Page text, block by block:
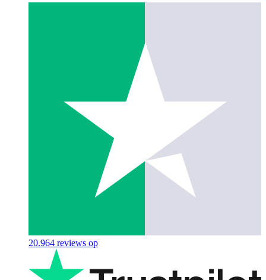
20.964 reviews op